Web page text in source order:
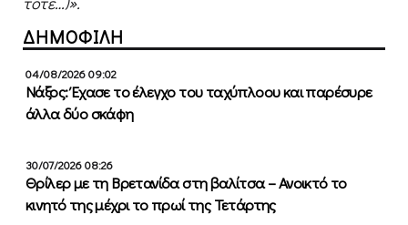
ΔΗΜΟΦΙΛΗ
04/08/2026 09:02
Νάξος: Έχασε το έλεγχο του ταχύπλοου και παρέσυρε
άλλα δύο σκάφη
30/07/2026 08:26
Θρίλερ με τη Βρετανίδα στη βαλίτσα – Ανοικτό το
κινητό της μέχρι το πρωί της Τετάρτης